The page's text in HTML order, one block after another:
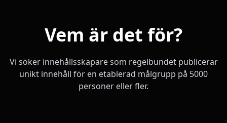
Vem är det för?
Vi söker innehållsskapare som regelbundet publicerar
unikt innehåll för en etablerad målgrupp på 5000
personer eller fler.